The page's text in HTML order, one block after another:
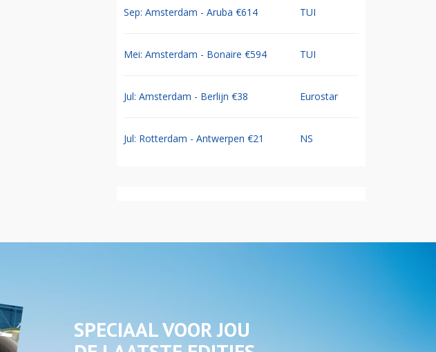
Sep: Amsterdam - Aruba €614 TUI
Mei: Amsterdam - Bonaire €594 TUI
Jul: Amsterdam - Berlijn €38 Eurostar
Jul: Rotterdam - Antwerpen €21 NS
SPECIAAL VOOR JOU